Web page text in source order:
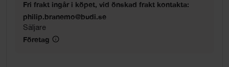
Fri frakt ingår i köpet, vid önskad frakt kontakta:
philip.branemo@budi.se
Säljare
Företag